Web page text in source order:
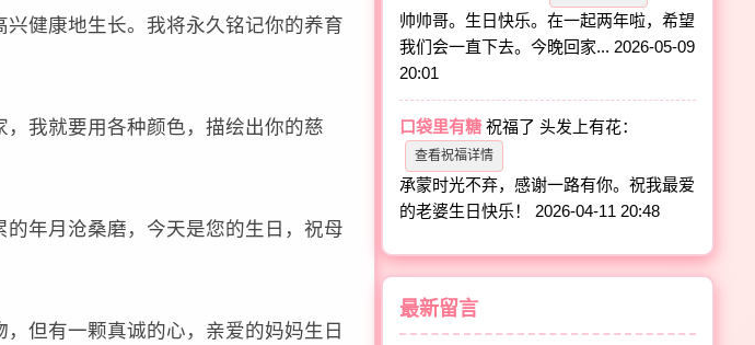
健康地生长。我将永久铭记你的养育
我就要用各种颜色，描绘出你的慈
年月沧桑磨，今天是您的生日，祝母
但有一颗真诚的心，亲爱的妈妈生日
帅帅哥。生日快乐。在一起两年啦，希望
我们会一直下去。今晚回家... 2026-05-09
20:01
口袋里有糖 祝福了头发上有花：
查看祝福详情
承蒙时光不弃，感谢一路有你。祝我最爱
的老婆生日快乐！
2026-04-11 20:48
最新留言